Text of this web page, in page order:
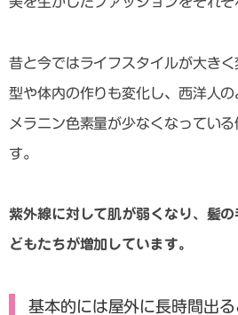
昔と今ではライフスタイルが大き
型や体内の作りも変化し、西洋人
メラニン色素量が少なくなっている
す。
紫外線に対して肌が弱くなり、髪
どもたちが増加しています。
基本的には屋外に長時間出る